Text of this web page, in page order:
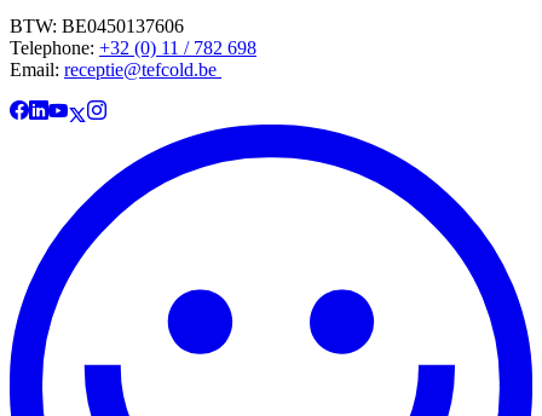
BTW: BE0450137606
Telephone: +32 (0) 11 / 782 698
Email: receptie@tefcold.be